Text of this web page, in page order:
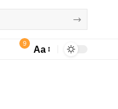
9
Aa